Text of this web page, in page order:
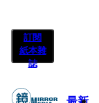
訂閱
紙本雜
誌